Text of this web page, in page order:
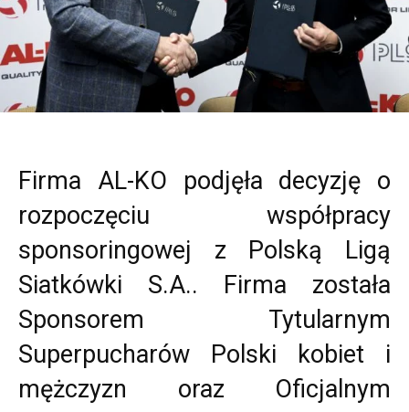
Firma AL-KO podjęła decyzję o
rozpoczęciu współpracy
sponsoringowej z Polską Ligą
Siatkówki S.A.. Firma została
Sponsorem Tytularnym
Superpucharów Polski kobiet i
mężczyzn oraz Oficjalnym